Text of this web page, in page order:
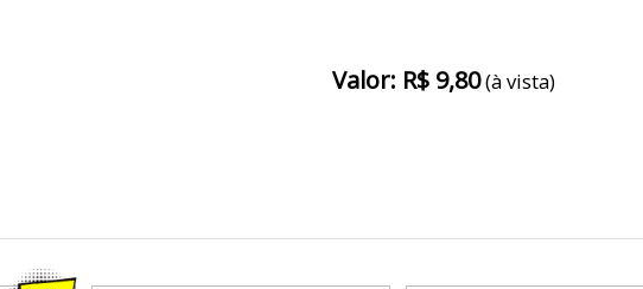
Valor: R$ 9,80(à vista)